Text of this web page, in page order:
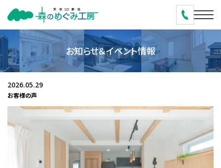
お知らせ＆イベント情報
2026.05.29
お客様の声